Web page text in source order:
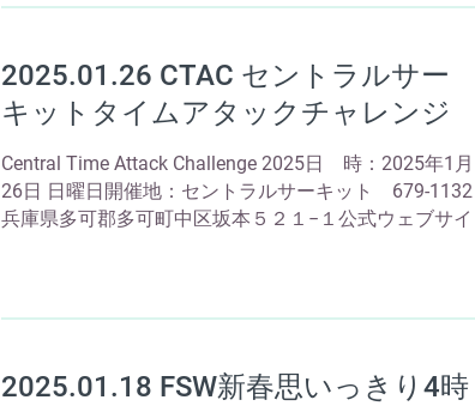
2025.01.26 CTAC セントラルサー
キットタイムアタックチャレンジ
Central Time Attack Challenge 2025日 時：2025年1月
26日 日曜日開催地：セントラルサーキット 679-1132
兵庫県多可郡多可町中区坂本５２１−１公式ウェブサイ
2025.01.18 FSW新春思いっきり4時